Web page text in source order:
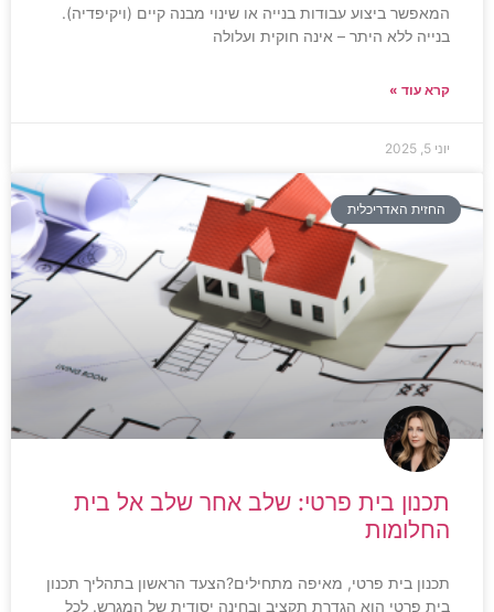
המאפשר ביצוע עבודות בנייה או שינוי מבנה קיים (ויקיפדיה).
בנייה ללא היתר – אינה חוקית ועלולה
קרא עוד »
יוני 5, 2025
החזית האדריכלית
תכנון בית פרטי: שלב אחר שלב אל בית
החלומות
תכנון בית פרטי, מאיפה מתחילים?הצעד הראשון בתהליך תכנון
בית פרטי הוא הגדרת תקציב ובחינה יסודית של המגרש. לכל